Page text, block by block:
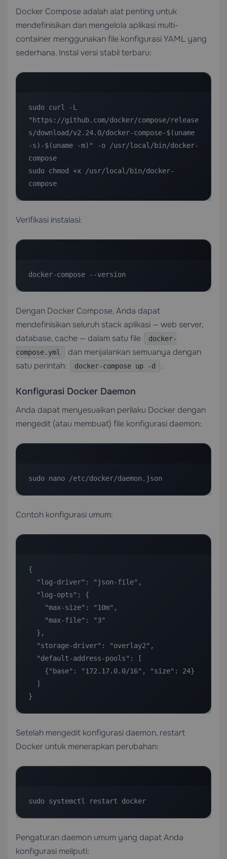
Docker Compose adalah alat penting untuk
mendefinisikan dan mengelola aplikasi multi-
container menggunakan file konfigurasi YAML yang
sederhana. Instal versi stabil terbaru:
sudo curl -L
"https://github.com/docker/compose/release
s/download/v2.24.0/docker-compose-$(uname
-s)-$(uname -m)" -o /usr/local/bin/docker-
compose
sudo chmod +x /usr/local/bin/docker-
compose
Verifikasi instalasi:
docker-compose --version
Dengan Docker Compose, Anda dapat
mendefinisikan seluruh stack aplikasi — web server,
database, cache — dalam satu file
docker-
compose.yml
dan menjalankan semuanya dengan
satu perintah:
docker-compose up -d .
Konfigurasi Docker Daemon
Anda dapat menyesuaikan perilaku Docker dengan
mengedit (atau membuat) file konfigurasi daemon:
sudo nano /etc/docker/daemon.json
Contoh konfigurasi umum:
{
}
Setelah mengedit konfigurasi daemon, restart
Docker untuk menerapkan perubahan:
sudo systemctl restart docker
Pengaturan daemon umum yang dapat Anda
konfigurasi meliputi: